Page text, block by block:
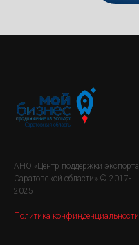
АНО «Центр поддержки экспорта
Саратовской области» © 2017-
2025
Политика конфинденциальности